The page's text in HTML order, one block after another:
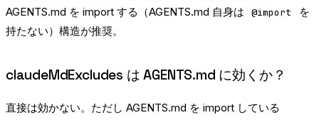
AGENTS.md を import する（AGENTS.md 自身は
@import
を
持たない）構造が推奨。
claudeMdExcludes は AGENTS.md に効くか？
直接は効かない。ただし AGENTS.md を import している